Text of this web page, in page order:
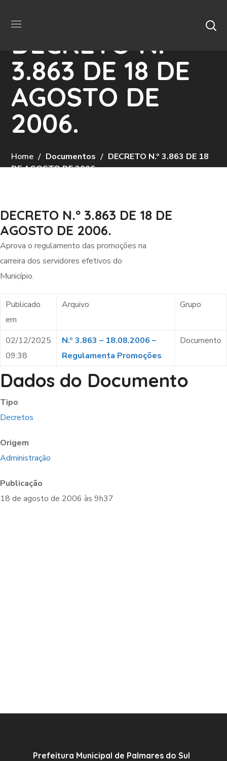
DECRETO N.º
3.863 DE 18 DE
AGOSTO DE
2006.
Home Documentos
DECRETO N.º 3.863 DE 18
DE AGOSTO DE 2006.
DECRETO N.º 3.863 DE 18 DE
AGOSTO DE 2006.
Aprova o regulamento das promoções na
carreira dos servidores efetivos do
Município.
Publicado
em
Arquivo Grupo
02/12/2025
09:38
N.º 3.863 – 18.08.2006 –
Regulamenta Promoções
Documento
Dados do Documento
Tipo
Decretos
Origem
Administração
Publicação
18 de agosto de 2006 às 9h37
Prefeitura Municipal de Palmares do Sul